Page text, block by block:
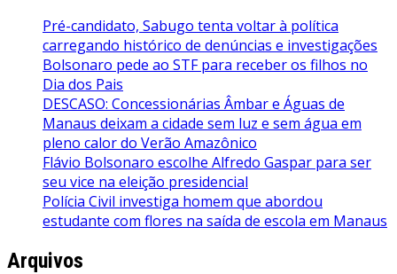
Pré-candidato, Sabugo tenta voltar à política
carregando histórico de denúncias e investigações
Bolsonaro pede ao STF para receber os filhos no
Dia dos Pais
DESCASO: Concessionárias Âmbar e Águas de
Manaus deixam a cidade sem luz e sem água em
pleno calor do Verão Amazônico
Flávio Bolsonaro escolhe Alfredo Gaspar para ser
seu vice na eleição presidencial
Polícia Civil investiga homem que abordou
estudante com flores na saída de escola em Manaus
Arquivos